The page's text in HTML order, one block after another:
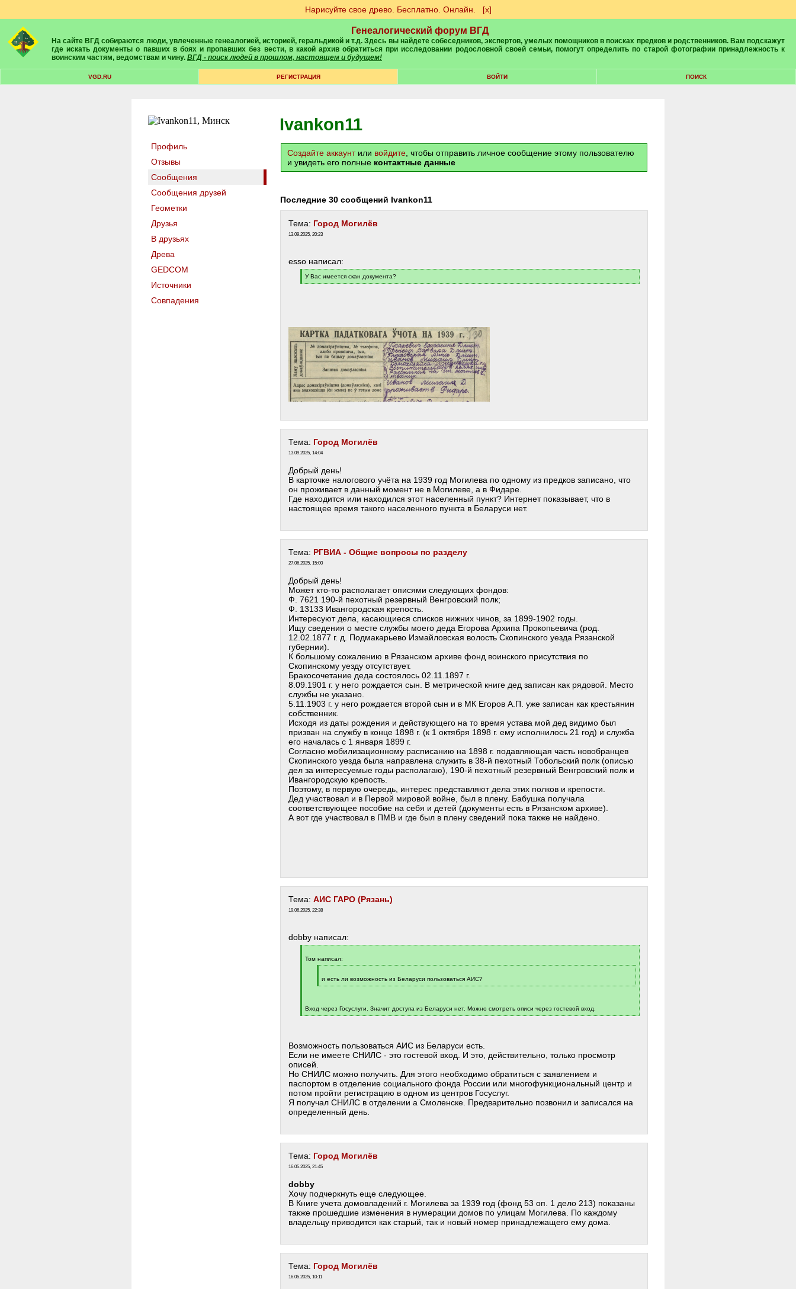
Нарисуйте свое древо. Бесплатно. Онлайн. [х]
Генеалогический форум ВГД
На сайте ВГД собираются люди, увлеченные генеалогией, историей, геральдикой и т.д. Здесь вы найдете собеседников, экспертов, умелых помощников в поисках предков и родственников. Вам подскажут
где искать документы о павших в боях и пропавших без вести, в какой архив обратиться при исследовании родословной своей семьи, помогут определить по старой фотографии принадлежность к
воинским частям, ведомствам и чину. ВГД - поиск людей в прошлом, настоящем и будущем!
VGD.RU РЕГИСТРАЦИЯ ВОЙТИ ПОИСК
Профиль
Отзывы
Сообщения
Сообщения друзей
Геометки
Друзья
В друзьях
Древа
GEDCOM
Источники
Совпадения
Ivankon11
Создайте аккаунтили войдите , чтобы отправить личное сообщение этому пользователю
и увидеть его полные контактные данные
Последние 30 сообщений Ivankon11
Тема: Город Могилёв
13.09.2025, 20:23
esso написал:
[
q
У Вас имеется скан документа?
[
Тема: Город Могилёв
13.09.2025, 14:04
Добрый день!
В карточке налогового учёта на 1939 год Могилева по одному из предков записано, что
он проживает в данный момент не в Могилеве, а в Фидаре.
Где находится или находился этот населенный пункт? Интернет показывает, что в
настоящее время такого населенного пункта в Беларуси нет.
Тема: РГВИА - Общие вопросы по разделу
27.06.2025, 15:00
Добрый день!
Может кто-то располагает описями следующих фондов:
Ф. 7621 190-й пехотный резервный Венгровский полк;
Ф. 13133 Ивангородская крепость.
Интересуют дела, касающиеся списков нижних чинов, за 1899-1902 годы.
Ищу сведения о месте службы моего деда Егорова Архипа Прокопьевича (род.
12.02.1877 г. д. Подмакарьево Измайловская волость Скопинского уезда Рязанской
губернии).
К большому сожалению в Рязанском архиве фонд воинского присутствия по
Скопинскому уезду отсутствует.
Бракосочетание деда состоялось 02.11.1897 г.
8.09.1901 г. у него рождается сын. В метрической книге дед записан как рядовой. Место
службы не указано.
5.11.1903 г. у него рождается второй сын и в МК Егоров А.П. уже записан как крестьянин
собственник.
Исходя из даты рождения и действующего на то время устава мой дед видимо был
призван на службу в конце 1898 г. (к 1 октября 1898 г. ему исполнилось 21 год) и служба
его началась с 1 января 1899 г.
Согласно мобилизационному расписанию на 1898 г. подавляющая часть новобранцев
Скопинского уезда была направлена служить в 38-й пехотный Тобольский полк (описью
дел за интересуемые годы располагаю), 190-й пехотный резервный Венгровский полк и
Ивангородскую крепость.
Поэтому, в первую очередь, интерес представляют дела этих полков и крепости.
Дед участвовал и в Первой мировой войне, был в плену. Бабушка получала
соответствующее пособие на себя и детей (документы есть в Рязанском архиве).
А вот где участвовал в ПМВ и где был в плену сведений пока также не найдено.
Тема: АИС ГАРО (Рязань)
19.06.2025, 22:38
dobby написал:
q
Том написал:
q
]
и есть ли возможность из Беларуси пользоваться АИС?
[
Вход через Госуслуги. Значит доступа из Беларуси нет. Можно смотреть описи через гостевой вход.
[
Возможность пользоваться АИС из Беларуси есть.
Если не имеете СНИЛС - это гостевой вход. И это, действительно, только просмотр
описей.
Но СНИЛС можно получить. Для этого необходимо обратиться с заявлением и
паспортом в отделение социального фонда России или многофункциональный центр и
потом пройти регистрацию в одном из центров Госуслуг.
Я получал СНИЛС в отделении а Смоленске. Предварительно позвонил и записался на
определенный день.
Тема: Город Могилёв
16.05.2025, 21:45
dobby
Хочу подчеркнуть еще следующее.
В Книге учета домовладений г. Могилева за 1939 год (фонд 53 оп. 1 дело 213) показаны
также прошедшие изменения в нумерации домов по улицам Могилева. По каждому
владельцу приводится как старый, так и новый номер принадлежащего ему дома.
Тема: Город Могилёв
16.05.2025, 10:11